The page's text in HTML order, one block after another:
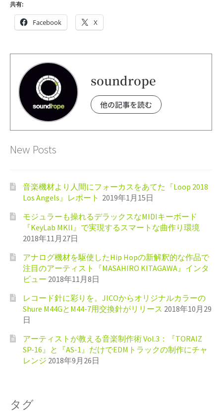
共有:
Facebook X
soundrope
他の記事を読む
New Posts
音楽機材より人間にフォーカスをあてた『Loop 2018
Los Angels』レポート 2019年1月15日
モジュラーも操れるデラックスなMIDIキーボード
『KeyLab MKll』で実現するスマートな曲作り環境
2018年11月27日
アナログ機材を駆使したHip Hopの新解釈的な作品で
注目のアーティスト『MASAHIRO KITAGAWA』インタ
ビュー 2018年11月8日
レコード針に彩りを。JICOからオリジナルカラーの
Shure M44GとM44-7用交換針がリリース 2018年10月29
日
アーティストが教える音楽制作術 Vol.3：『TORAIZ
SP-16』と『AS-1』だけでEDMトラックの制作にチャ
レンジ 2018年9月26日
タグ